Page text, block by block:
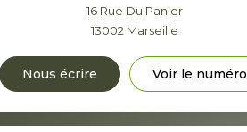
16 Rue Du Panier
13002 Marseille
Nous écrire Voir le numéro